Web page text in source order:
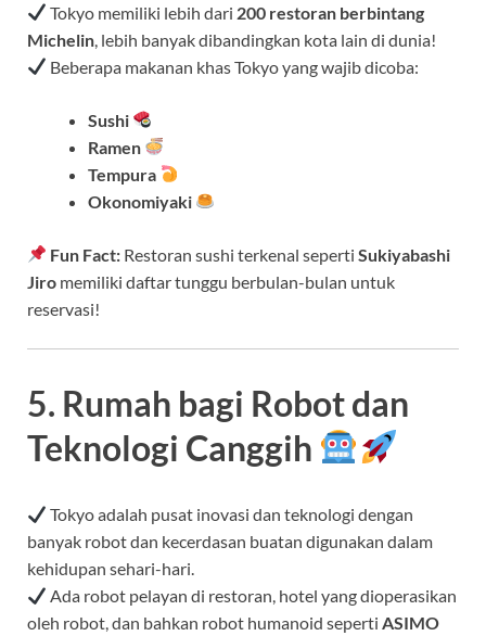
Tokyo memiliki lebih dari 200 restoran berbintang
Michelin , lebih banyak dibandingkan kota lain di dunia!
Beberapa makanan khas Tokyo yang wajib dicoba:
Sushi
Ramen
Tempura
Okonomiyaki
Fun Fact: Restoran sushi terkenal sepertiSukiyabashi
Jiro memiliki daftar tunggu berbulan-bulan untuk
reservasi!
5. Rumah bagi Robot dan
Teknologi Canggih
Tokyo adalah pusat inovasi dan teknologi dengan
banyak robot dan kecerdasan buatan digunakan dalam
kehidupan sehari-hari.
Ada robot pelayan di restoran, hotel yang dioperasikan
oleh robot, dan bahkan robot humanoid seperti ASIMO